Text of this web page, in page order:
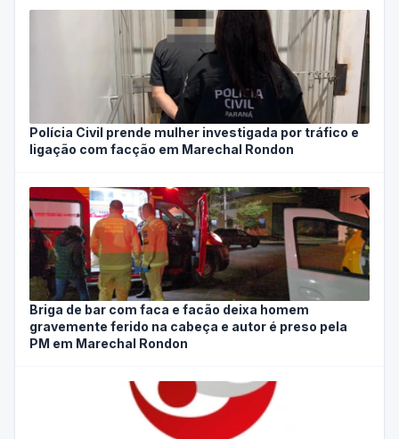
Polícia Civil prende mulher investigada por tráfico e
ligação com facção em Marechal Rondon
Briga de bar com faca e facão deixa homem
gravemente ferido na cabeça e autor é preso pela
PM em Marechal Rondon